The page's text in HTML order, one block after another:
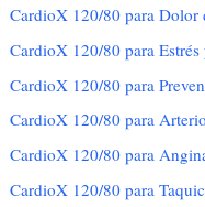
CardioX 120/80 para Dolor
CardioX 120/80 para Estrés
CardioX 120/80 para
CardioX 120/80 para
CardioX 120/80 para
CardioX 120/80 para